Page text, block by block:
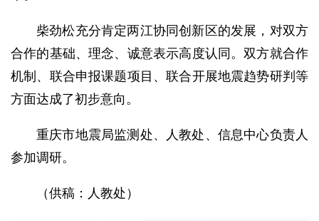
柴劲松充分肯定两江协同创新区的发展，对双方
合作的基础、理念、诚意表示高度认同。双方就合作
机制、联合申报课题项目、联合开展地震趋势研判等
方面达成了初步意向。
重庆市地震局监测处、人教处、信息中心负责人
参加调研。
（供稿：人教处）